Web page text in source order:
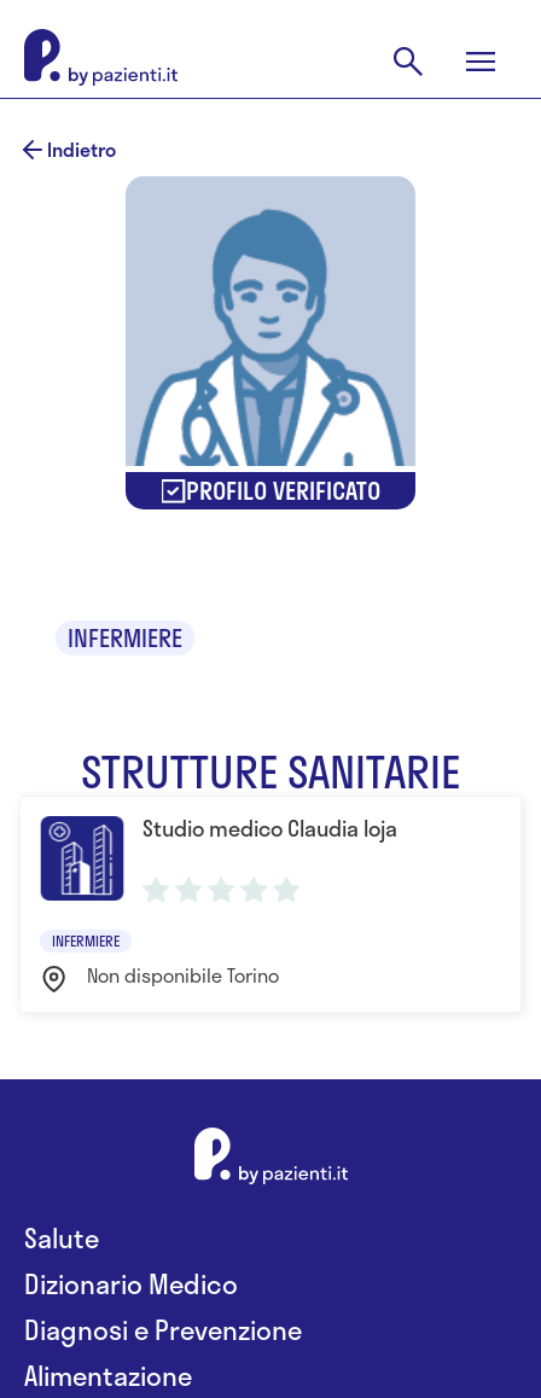
Indietro
PROFILO VERIFICATO
INFERMIERE
STRUTTURE SANITARIE
Studio medico Claudia Ioja
INFERMIERE
Non disponibile Torino
Salute
Dizionario Medico
Diagnosi e Prevenzione
Alimentazione